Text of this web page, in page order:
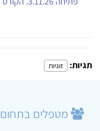
תגיות: זוגיות
מטפלים בתחום